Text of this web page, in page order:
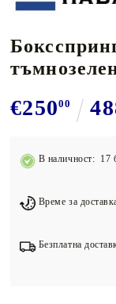
€25000
В наличност: 17
Време за
Безплатна